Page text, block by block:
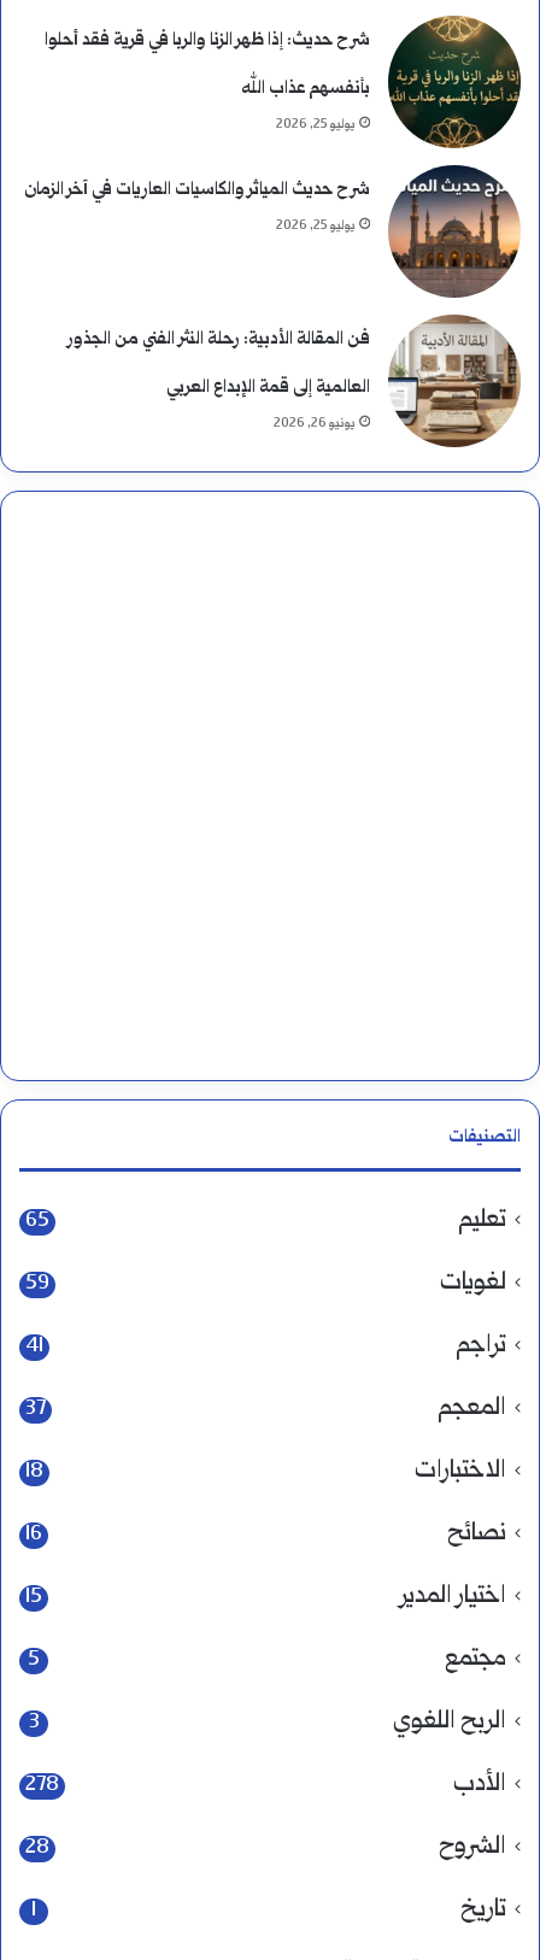
شرح حديث: إذا ظهر الزنا والربا في قرية فقد أحلوا
بأنفسهم عذاب الله
يوليو 25, 2026
شرح حديث المياثر والكاسيات العاريات في آخر الزمان
يوليو 25, 2026
فن المقالة الأدبية: رحلة النثر الفني من الجذور
العالمية إلى قمة الإبداع العربي
يونيو 26, 2026
التصنيفات
تعليم 65
لغويات 59
تراجم 41
المعجم 37
الاختبارات 18
نصائح 16
اختيار المدير 15
مجتمع 5
الربح اللغوي 3
الأدب 278
الشروح 28
تاريخ 1